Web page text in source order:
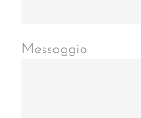
Messaggio